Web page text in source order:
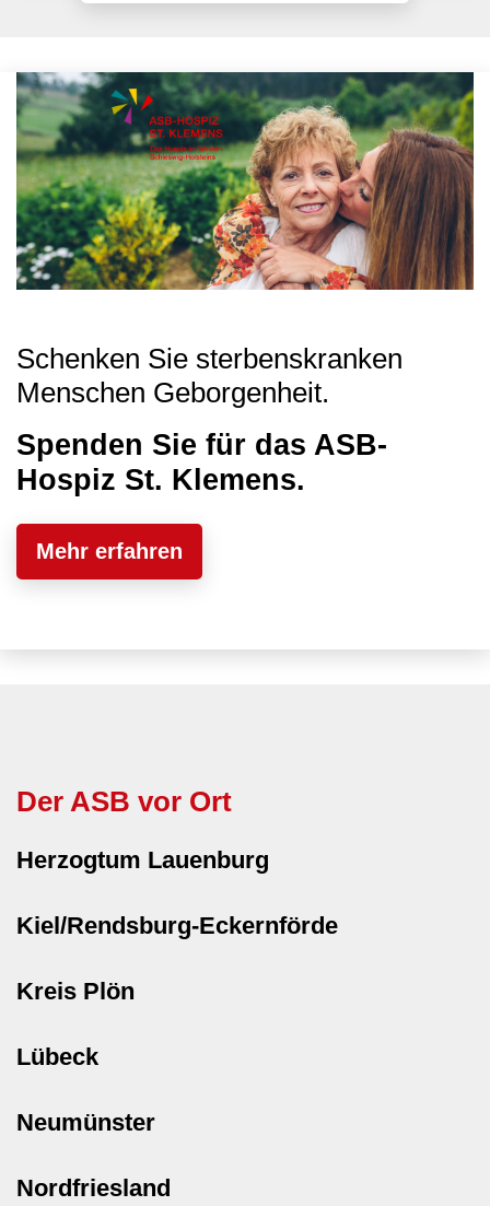
Schenken Sie sterbenskranken
Menschen Geborgenheit.
Spenden Sie für das ASB-
Hospiz St. Klemens.
Mehr erfahren
Der ASB vor Ort
Herzogtum Lauenburg
Kiel/Rendsburg-Eckernförde
Kreis Plön
Lübeck
Neumünster
Nordfriesland